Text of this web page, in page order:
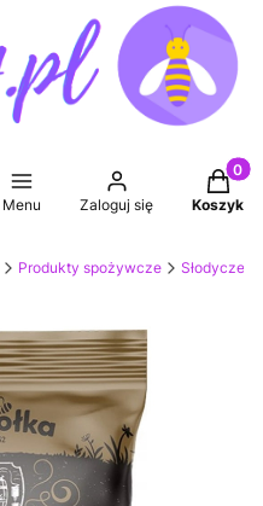
Menu Zaloguj się Koszyk
Produkty spożywcze Słodycze,